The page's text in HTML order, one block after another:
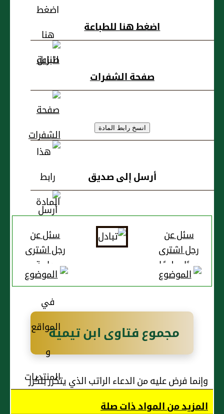
سيدها الذي
اضغط هنا للطباعة
صفحة الشفرات
أرسل إلى صديق
سئل عن
رجل اشترى
عبدًا سليمًا
من العيب
سئل عن
رجل اشترى
جارية
صحيحة
سالمة
فهربت
مجموع فتاوى ابن تيمية
وإنما فرض عليه من الدعاء الراتب الذي يتكرر بتكرر
الصلوات
المزيد من المواد ذات صلة